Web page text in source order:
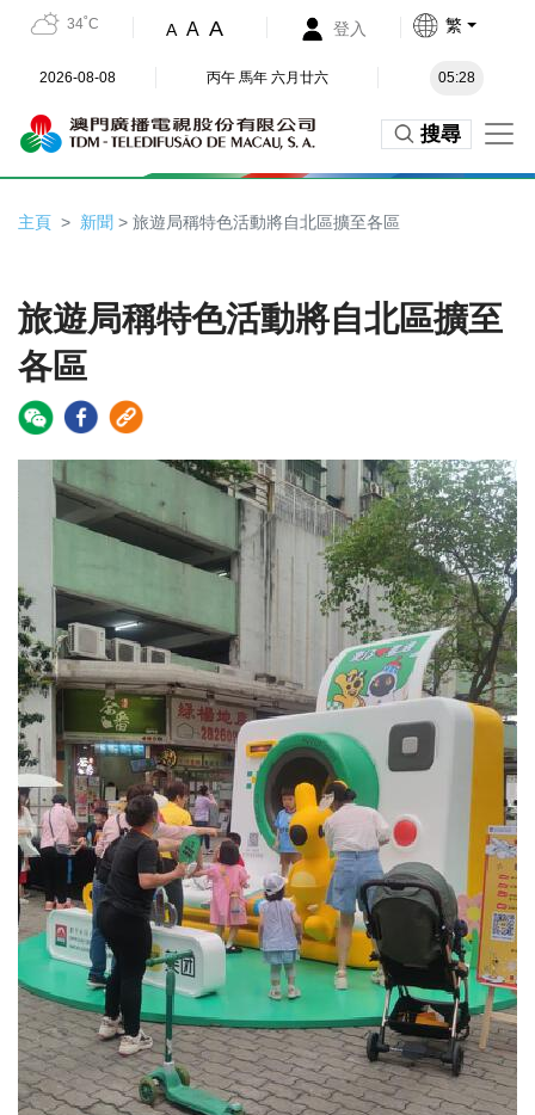
34˚C A A A 登入 繁
2026-08-08 丙午 馬年 六月廿六 05:28
搜尋
主頁 新聞 > 旅遊局稱特色活動將自北區擴至各區
旅遊局稱特色活動將自北區擴至
各區